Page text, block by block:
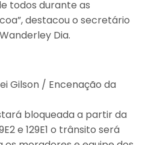
todos durante as
destacou o secretário
Dia.
Gilson / Encenação da
bloqueada a partir da
e 129E1 o trânsito será